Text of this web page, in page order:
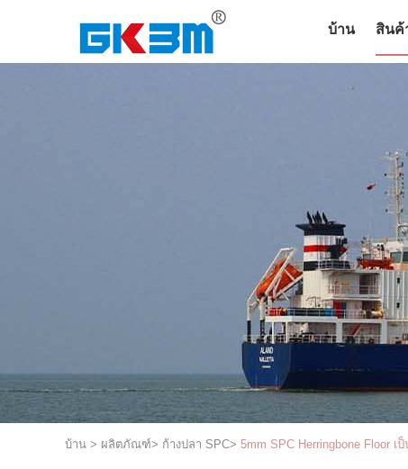
บ้าน สินค้
บ้าน > ผลิตภัณฑ์> ก้างปลา SPC> 5mm SPC Herringbone Floor